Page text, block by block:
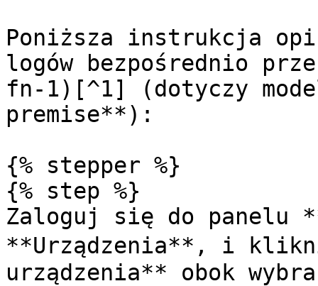
Poniższa instrukcja
logów bezpośrednio
fn-1)[^1] (dotyczy
premise**):
{% stepper %}
{% step %}
Zaloguj się do panelu
**Urządzenia**, i
urządzenia** obok